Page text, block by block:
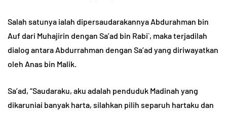
Salah satunya ialah dipersaudarakannya Abdurahman bin
Auf dari Muhajirin dengan Sa’ad bin Rabi`, maka terjadilah
dialog antara Abdurrahman dengan Sa’ad yang diriwayatkan
oleh Anas bin Malik.
Sa’ad, “Saudaraku, aku adalah penduduk Madinah yang
dikaruniai banyak harta, silahkan pilih separuh hartaku dan